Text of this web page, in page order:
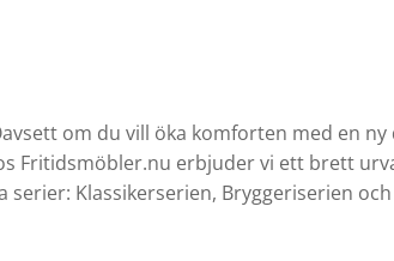
om du vill öka komforten med en ny
Fritidsmöbler.nu erbjuder vi ett brett
Klassikerserien, Bryggeriserien och